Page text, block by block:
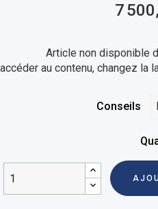
7
Article non disponible
au contenu, changez la
Conseils